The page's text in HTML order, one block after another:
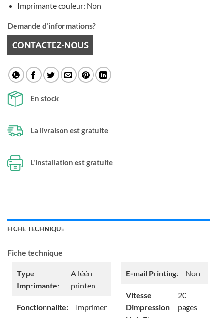
Imprimante couleur: Non
Demande d'informations?
En stock
La livraison est gratuite
L'installation est gratuite
FICHE TECHNIQUE
Fiche technique
Type
Imprimante:
Alléén
printen
Fonctionnalite: Imprimer
E-mail Printing: Non
Vitesse
Dimpression
20
pages